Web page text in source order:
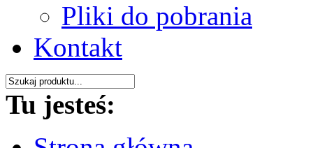
Pliki do pobrania
Kontakt
Tu jesteś: